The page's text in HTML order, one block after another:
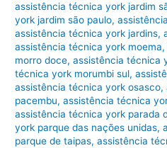
assistência técnica york jardim
york jardim são paulo,
assistência técnica york jardins,
assistência técnica york moema
morro doce,assistência técnica
técnica york morumbi sul,
assistência técnica york osasco,
pacembu,assistência técnica
assistência técnica york parada
york parque das nações unidas,
parque de taipas,assistência